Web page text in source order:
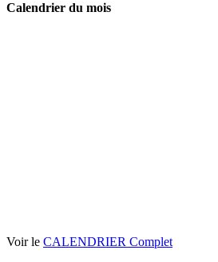
Calendrier du mois
Voir le CALENDRIER Complet